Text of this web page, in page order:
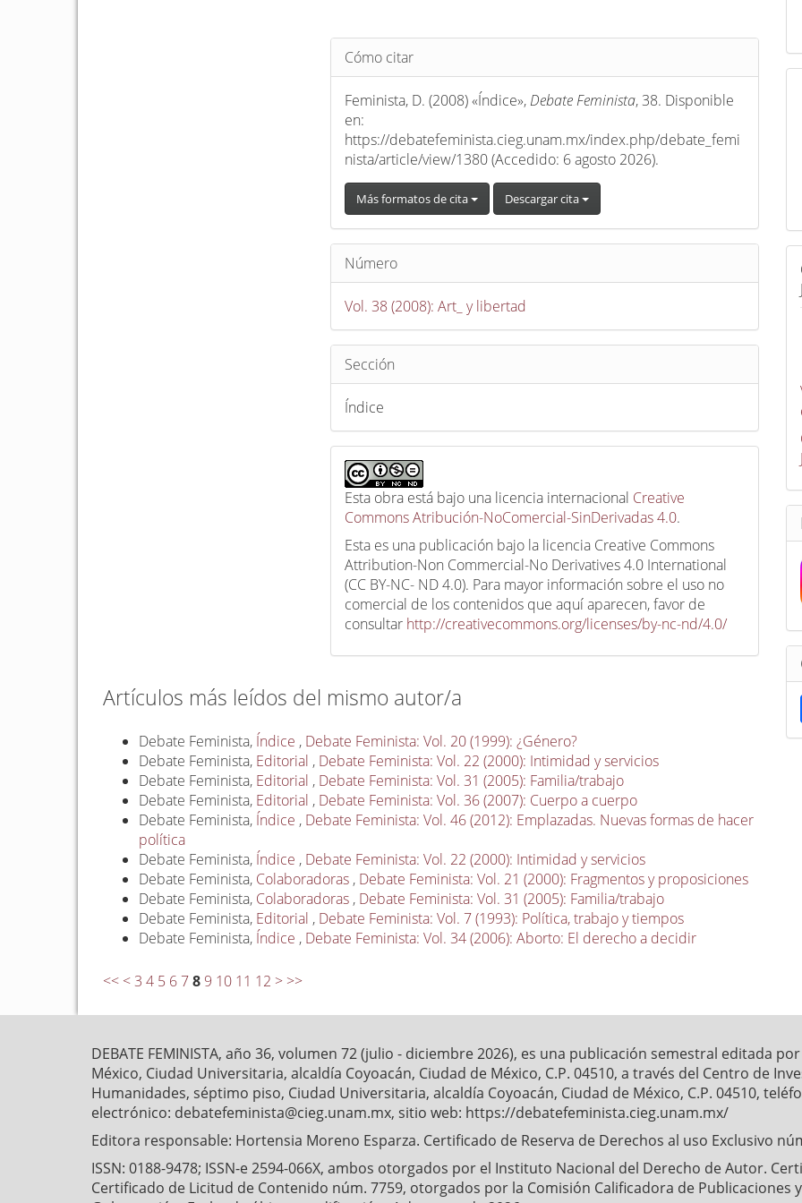
Detalles
del
artículo
Cómo citar
Feminista, D. (2008) «Índice», Debate Feminista, 38. Disponible
en:
https://debatefeminista.cieg.unam.mx/index.php/debate_femi
nista/article/view/1380 (Accedido: 6 agosto 2026).
Más formatos de cita Descargar cita
Número
Vol. 38 (2008): Art_ y libertad
Sección
Índice
Esta obra está bajo una licencia internacional Creative
Commons Atribución-NoComercial-SinDerivadas 4.0.
Esta es una publicación bajo la licencia Creative Commons
Attribution-Non Commercial-No Derivatives 4.0 International
(CC BY-NC- ND 4.0). Para mayor información sobre el uso no
comercial de los contenidos que aquí aparecen, favor de
consultar http://creativecommons.org/licenses/by-nc-nd/4.0/
Artículos más leídos del mismo autor/a
Debate Feminista, Índice , Debate Feminista: Vol. 20 (1999): ¿Género?
Debate Feminista, Editorial , Debate Feminista: Vol. 22 (2000): Intimidad y servicios
Debate Feminista, Editorial , Debate Feminista: Vol. 31 (2005): Familia/trabajo
Debate Feminista, Editorial , Debate Feminista: Vol. 36 (2007): Cuerpo a cuerpo
Debate Feminista, Índice , Debate Feminista: Vol. 46 (2012): Emplazadas. Nuevas formas de hacer
política
Debate Feminista, Índice , Debate Feminista: Vol. 22 (2000): Intimidad y servicios
Debate Feminista, Colaboradoras , Debate Feminista: Vol. 21 (2000): Fragmentos y proposiciones
Debate Feminista, Colaboradoras , Debate Feminista: Vol. 31 (2005): Familia/trabajo
Debate Feminista, Editorial , Debate Feminista: Vol. 7 (1993): Política, trabajo y tiempos
Debate Feminista, Índice , Debate Feminista: Vol. 34 (2006): Aborto: El derecho a decidir
<< < 3 4 5 6 7 8 9 10 11 12 > >>
t
i
DEBATE FEMINISTA, año 36, volumen 72 (julio - diciembre 2026), es una publicación semestral editada
México, Ciudad Universitaria, alcaldía Coyoacán, Ciudad de México, C.P. 04510, a través del Centro de
Humanidades, séptimo piso, Ciudad Universitaria, alcaldía Coyoacán, Ciudad de México, C.P. 04510,
electrónico: debatefeminista@cieg.unam.mx, sitio web: https://debatefeminista.cieg.unam.mx/
Editora responsable: Hortensia Moreno Esparza. Certificado de Reserva de Derechos al uso Exclusivo
ISSN: 0188-9478; ISSN-e 2594-066X, ambos otorgados por el Instituto Nacional del Derecho de Autor.
Certificado de Licitud de Contenido núm. 7759, otorgados por la Comisión Calificadora de Publicaciones